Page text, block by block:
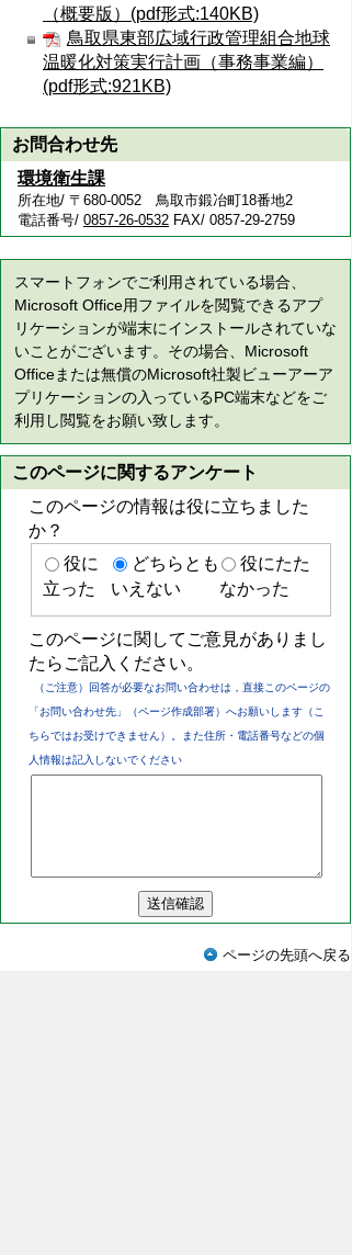
（概要版）(pdf形式:140KB)
鳥取県東部広域行政管理組合地球
温暖化対策実行計画（事務事業編）
(pdf形式:921KB)
お問合わせ先
環境衛生課
所在地/ 〒680-0052 鳥取市鍛冶町18番地2
電話番号/ 0857-26-0532 FAX/ 0857-29-2759
スマートフォンでご利用されている場合、
Microsoft Office用ファイルを閲覧できるアプ
リケーションが端末にインストールされていな
いことがございます。その場合、Microsoft
Officeまたは無償のMicrosoft社製ビューアーア
プリケーションの入っているPC端末などをご
利用し閲覧をお願い致します。
このページに関するアンケート
このページの情報は役に立ちました
か？
役に
立った
どちらとも
いえない
役にたた
なかった
このページに関してご意見がありまし
たらご記入ください。
（ご注意）回答が必要なお問い合わせは，直接このページの
「お問い合わせ先」（ページ作成部署）へお願いします（こ
ちらではお受けできません）。また住所・電話番号などの個
人情報は記入しないでください
ページの先頭へ戻る